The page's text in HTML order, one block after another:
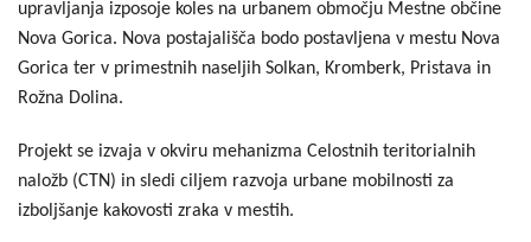
upravljanja izposoje koles na urbanem območju Mestne občine
Nova Gorica. Nova postajališča bodo postavljena v mestu Nova
Gorica ter v primestnih naseljih Solkan, Kromberk, Pristava in
Rožna Dolina.
Projekt se izvaja v okviru mehanizma Celostnih teritorialnih
naložb (CTN) in sledi ciljem razvoja urbane mobilnosti za
izboljšanje kakovosti zraka v mestih.